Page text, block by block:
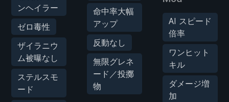
ンヘイラー
ゼロ毒性
ザイラニウ
ム被曝なし
ステルスモ
ード
命中率大幅
アップ
反動なし
無限グレネ
ード／投擲
物
AI スピード
倍率
ワンヒット
キル
ダメージ増
加